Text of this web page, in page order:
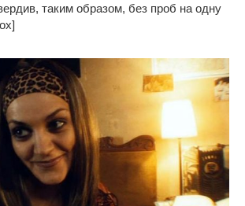
таким образом, без проб на одну